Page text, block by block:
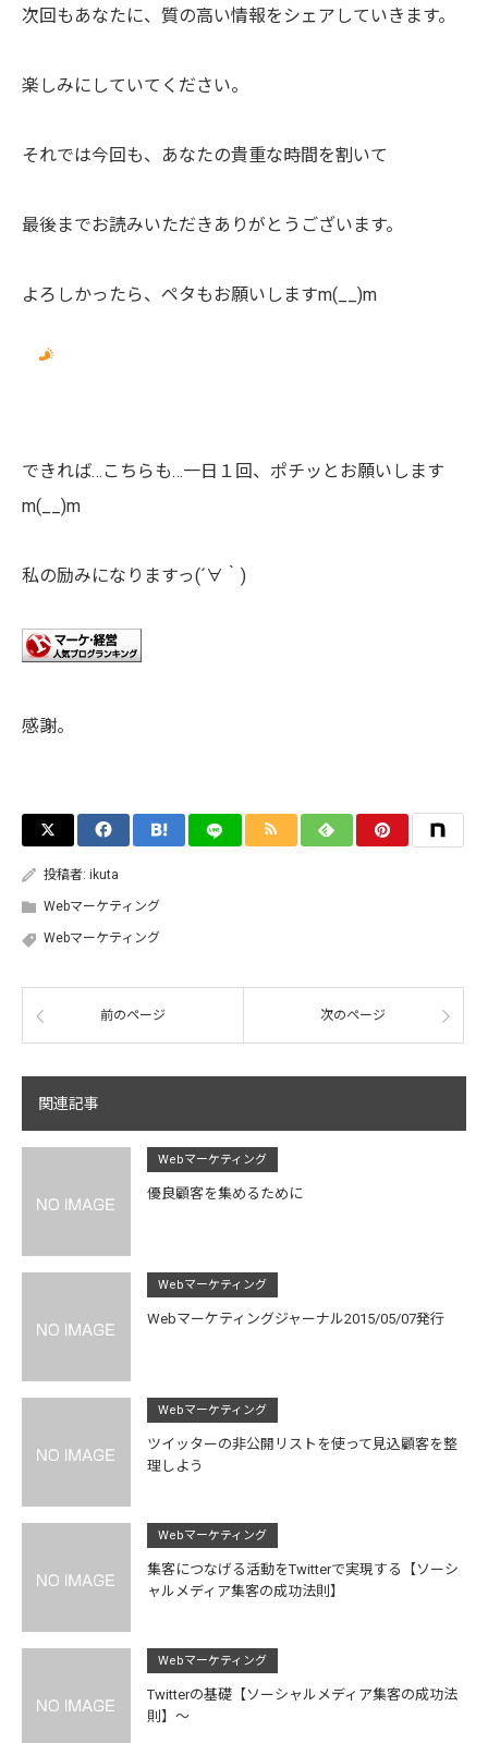
次回もあなたに、質の高い情報をシェアしていきます。
楽しみにしていてください。
それでは今回も、あなたの貴重な時間を割いて
最後までお読みいただきありがとうございます。
よろしかったら、ペタもお願いしますm(__)m
できれば…こちらも…一日１回、ポチッとお願いします
m(__)m
私の励みになりますっ(´∀｀)
感謝。
投稿者: ikuta
Webマーケティング
Webマーケティング
前のページ 次のページ
関連記事
Webマーケティング
優良顧客を集めるために
Webマーケティング
Webマーケティングジャーナル2015/05/07発行
Webマーケティング
ツイッターの非公開リストを使って見込顧客を整
理しよう
Webマーケティング
集客につなげる活動をTwitterで実現する【ソーシ
ャルメディア集客の成功法則】
Webマーケティング
Twitterの基礎【ソーシャルメディア集客の成功法
則】～